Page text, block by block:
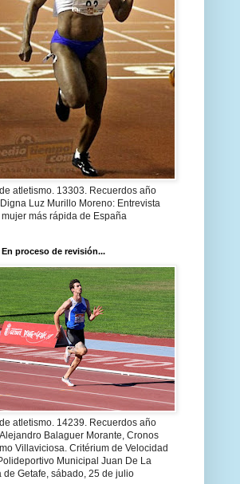
atletismo. 13303. Recuerdos año
Luz Murillo Moreno: Entrevista
más rápida de España
En proceso de revisión...
atletismo. 14239. Recuerdos año
Balaguer Morante, Cronos
Villaviciosa. Critérium de Velocidad
Municipal Juan De La
de Getafe, sábado, 25 de julio